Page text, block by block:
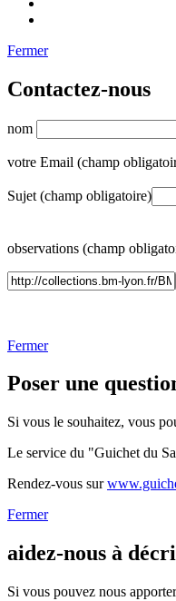
Fermer
Contactez-nous
nom
votre Email (champ
Sujet (champ obligatoire)
observations (champ
Fermer
Poser une
Si vous le souhaitez, vous
Le service du "Guichet du
Rendez-vous sur
Fermer
aidez-nous à
Si vous pouvez nous